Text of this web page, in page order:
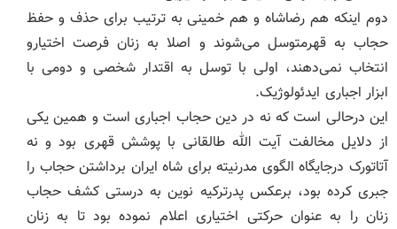
دوم اینکه هم رضاشاه و هم خمینی به ترتیب برای حذف و حفظ
حجاب به قهرمتوسل می‌شوند و اصلا به زنان فرصت اختیارو
انتخاب نمی‌دهند، اولی با توسل به اقتدار شخصی و دومی با
ابزار اجباری ایدئولوژیک.
این درحالی است که نه در دین حجاب اجباری است و همین یکی
از دلایل مخالفت آیت الله طالقانی با پوشش قهری بود و نه
آتاتورک درجایگاه الگوی مدرنیته برای شاه ایران برداشتن حجاب را
جبری کرده بود، برعکس پدرترکیه نوین به درستی کشف حجاب
زنان را به عنوان حرکتی اختیاری اعلام نموده بود تا به زنان